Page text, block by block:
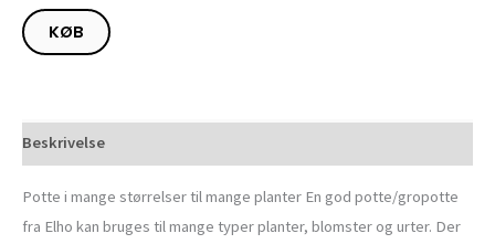
KØB
Beskrivelse
Potte i mange størrelser til mange planter En god potte/gropotte
fra Elho kan bruges til mange typer planter, blomster og urter. Der